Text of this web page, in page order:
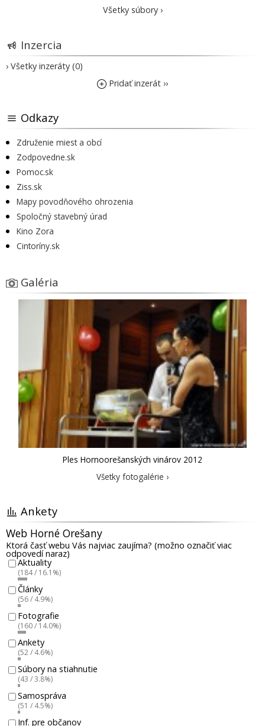
Všetky súbory ›
Inzercia
› Všetky inzeráty (0)
Pridať inzerát ››
Odkazy
Združenie miest a obcí
Zodpovedne.sk
Pomoc.sk
Ziss.sk
Mapy povodňového ohrozenia
Spoločný stavebný úrad
Kino Zora
Cintoríny.sk
Galéria
Ples Hornoorešanských vinárov 2012
Všetky fotogalérie ›
Ankety
Web Horné Orešany
Ktorá časť webu Vás najviac zaujíma? (možno označiť viac
odpovedí naraz)
Aktuality
(184 / 16.1%)
Články
(56 / 4.9%)
Fotografie
(160 / 14.0%)
Ankety
(52 / 4.6%)
Súbory na stiahnutie
(43 / 3.8%)
Samospráva
(51 / 4.5%)
Inf. pre občanov